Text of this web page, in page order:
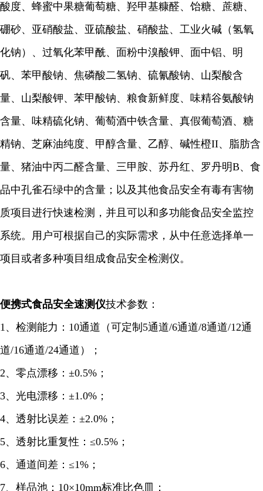
酸度、蜂蜜中果糖葡萄糖、羟甲基糠醛、饴糖、蔗糖、
硼砂、亚硝酸盐、亚硫酸盐、硝酸盐、工业火碱（氢氧
化钠）、过氧化苯甲酰、面粉中溴酸钾、面中铝、明
矾、苯甲酸钠、焦磷酸二氢钠、硫氰酸钠、山梨酸含
量、山梨酸钾、苯甲酸钠、粮食新鲜度、味精谷氨酸钠
含量、味精硫化钠、葡萄酒中铁含量、真假葡萄酒、糖
精钠、芝麻油纯度、甲醇含量、乙醇、碱性橙II、脂肪含
量、猪油中丙二醛含量、三甲胺、苏丹红、罗丹明B、食
品中孔雀石绿中的含量；以及其他食品安全有毒有害物
质项目进行快速检测，并且可以和多功能食品安全监控
系统。用户可根据自己的实际需求，从中任意选择单一
项目或者多种项目组成食品安全检测仪。
便携式食品安全速测仪技术参数：
1、检测能力：10通道（可定制5通道/6通道/8通道/12通
道/16通道/24通道）；
2、零点漂移：±0.5%；
3、光电漂移：±1.0%；
4、透射比误差：±2.0%；
5、透射比重复性：≤0.5%；
6、通道间差：≤1%；
7、样品池：10×10mm标准比色皿；